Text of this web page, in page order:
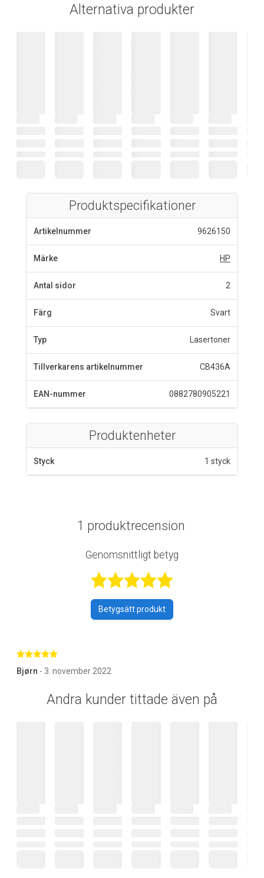
Alternativa produkter
Produktspecifikationer
Artikelnummer 9626150
Märke HP
Antal sidor 2
Färg Svart
Typ Lasertoner
Tillverkarens artikelnummer CB436A
EAN-nummer 0882780905221
Produktenheter
Styck 1 styck
1 produktrecension
Genomsnittligt betyg
Betygsatt 5 av
Betygsätt produkt
Betygsatt 5 av 5 stjärnor
Bjørn - 3. november 2022
Andra kunder tittade även på